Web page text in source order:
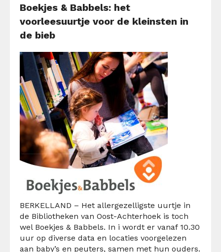
Boekjes & Babbels: het
voorleesuurtje voor de kleinsten in
de bieb
BERKELLAND – Het allergezelligste uurtje in
de Bibliotheken van Oost-Achterhoek is toch
wel Boekjes & Babbels. In i wordt er vanaf10.30
uur op diverse data en locaties voorgelezen
aan baby’s en peuters, samen met hun ouders.